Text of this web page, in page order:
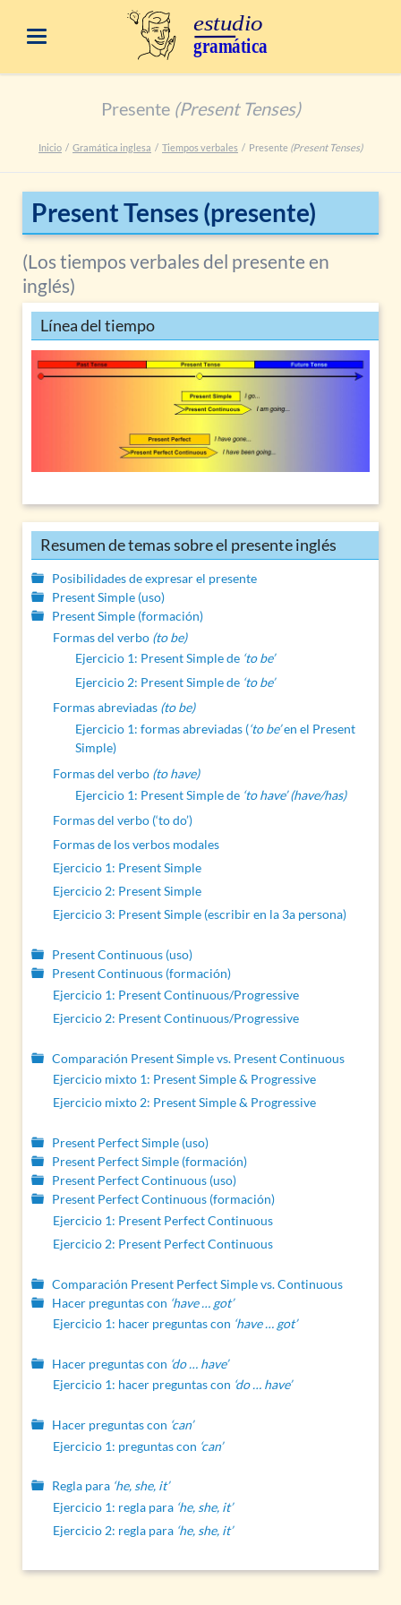
Presente (Present Tenses)
Inicio Gramática inglesa Tiempos verbales Presente (Present Tenses)
Present Tenses (presente)
(Los tiempos verbales del presente en
inglés)
Línea del tiempo
Resumen de temas sobre el presente inglés
Posibilidades de expresar el presente
Present Simple (uso)
Present Simple (formación)
Formas del verbo (to be)
Ejercicio 1: Present Simple de ‘to be’
Ejercicio 2: Present Simple de ‘to be’
Formas abreviadas (to be)
Ejercicio 1: formas abreviadas (‘to be’en el Present
Simple)
Formas del verbo (to have)
Ejercicio 1: Present Simple de ‘to have’ (have/has)
Formas del verbo (‘to do’)
Formas de los verbos modales
Ejercicio 1: Present Simple
Ejercicio 2: Present Simple
Ejercicio 3: Present Simple (escribir en la 3a persona)
Present Continuous (uso)
Present Continuous (formación)
Ejercicio 1: Present Continuous/Progressive
Ejercicio 2: Present Continuous/Progressive
Comparación Present Simple vs. Present Continuous
Ejercicio mixto 1: Present Simple & Progressive
Ejercicio mixto 2: Present Simple & Progressive
Present Perfect Simple (uso)
Present Perfect Simple (formación)
Present Perfect Continuous (uso)
Present Perfect Continuous (formación)
Ejercicio 1: Present Perfect Continuous
Ejercicio 2: Present Perfect Continuous
Comparación Present Perfect Simple vs. Continuous
Hacer preguntas con ‘have … got’
Ejercicio 1: hacer preguntas con ‘have … got’
Hacer preguntas con ‘do … have’
Ejercicio 1: hacer preguntas con ‘do … have’
Hacer preguntas con ‘can’
Ejercicio 1: preguntas con ‘can’
Regla para ‘he, she, it’
Ejercicio 1: regla para ‘he, she, it’
Ejercicio 2: regla para ‘he, she, it’